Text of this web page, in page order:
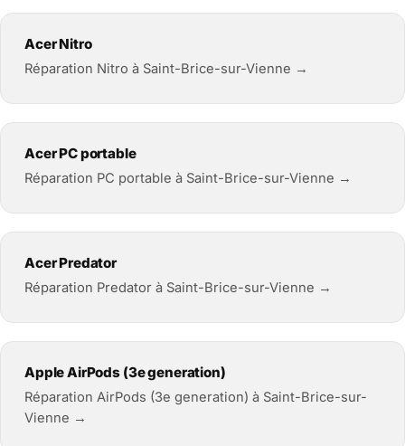
Acer Nitro
Réparation Nitro à Saint-Brice-sur-Vienne →
Acer PC portable
Réparation PC portable à Saint-Brice-sur-Vienne →
Acer Predator
Réparation Predator à Saint-Brice-sur-Vienne →
Apple AirPods (3e generation)
Réparation AirPods (3e generation) à Saint-Brice-sur-
Vienne →